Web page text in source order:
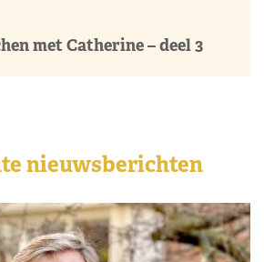
met Catherine – deel 3
nieuwsberichten